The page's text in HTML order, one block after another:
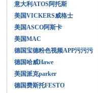
意大利ATOS阿托斯
美国VICKERS威格士
美国ASCO阿斯卡
美国MAC
德国宝德粉色视频APP污污污
德国哈威Hawe
美国派克parker
德国费斯托FESTO